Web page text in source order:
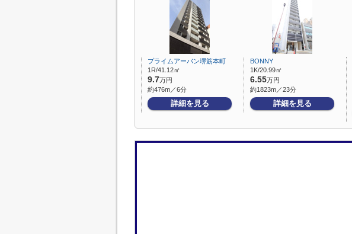
プライムアーバン堺筋本町
1R/41.12㎡
9.7万円
約476m／6分
詳細を見る
BONNY
1K/20.99㎡
6.55万円
約1823m／23分
詳細を見る